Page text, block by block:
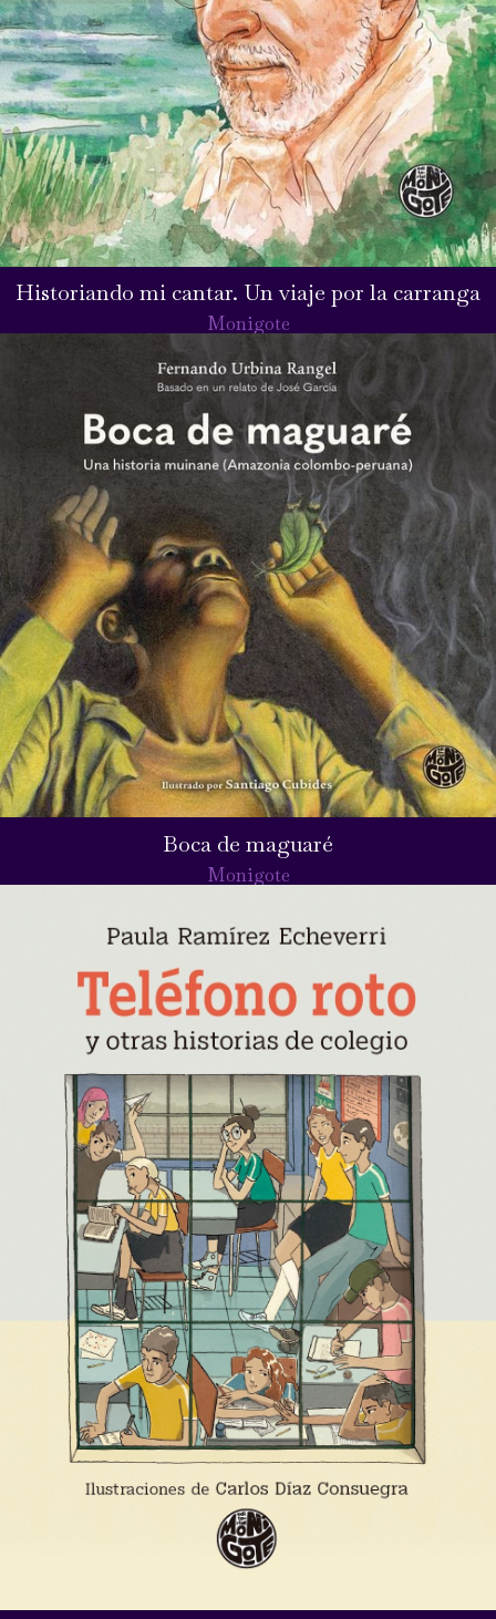
Historiando mi cantar. Un viaje por la carranga
Monigote
Boca de maguaré
Monigote